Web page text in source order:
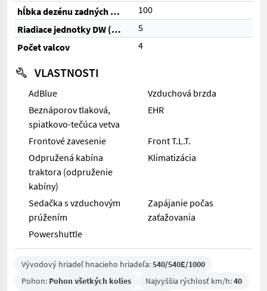
hĺbka dezénu zadných pneumatík (%)
100
Riadiace jednotky DW (celkom)
5
Počet valcov
4
VLASTNOSTI
AdBlue
Vzduchová brzda
Beznáporov tlaková,
spiatkovo-tečúca vetva
EHR
Frontové zavesenie
Front T.L.T.
Odpružená kabína
traktora (odpruženie
kabíny)
Klimatizácia
Sedačka s vzduchovým
prúžením
Zapájanie počas
zaťažovania
Powershuttle
Vývodový hriadeľ hnacieho hriadeľa:540/540E/1000
Pohon: Pohon všetkých kolies Najvyššia rýchlosť km/h:40